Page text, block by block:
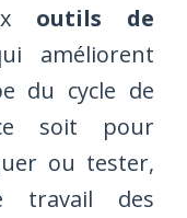
outils de
améliorent
du cycle de
soit pour
ou tester,
travail des